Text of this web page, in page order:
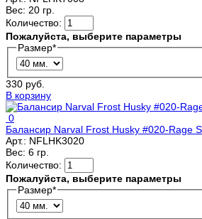
Вес: 20 гр.
Количество:
Пожалуйста, выберите параметры
Размер*
330 руб.
В корзину
0
Балансир Narval Frost Husky #020-Rage
Арт.: NFLHK3020
Вес: 6 гр.
Количество:
Пожалуйста, выберите параметры
Размер*